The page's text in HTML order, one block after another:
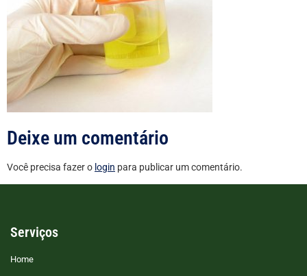
Deixe um comentário
Você precisa fazer o login para publicar um comentário.
Serviços
Home